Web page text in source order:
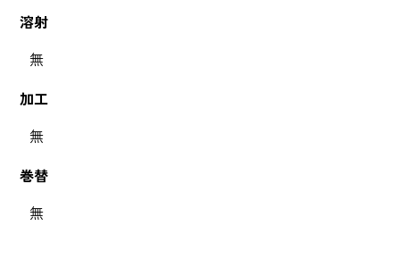
溶射
無
加工
無
巻替
無